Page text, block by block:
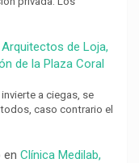
de Loja,
de la Plaza Coral
a ciegas, se
caso contrario el
en Clínica Medilab,